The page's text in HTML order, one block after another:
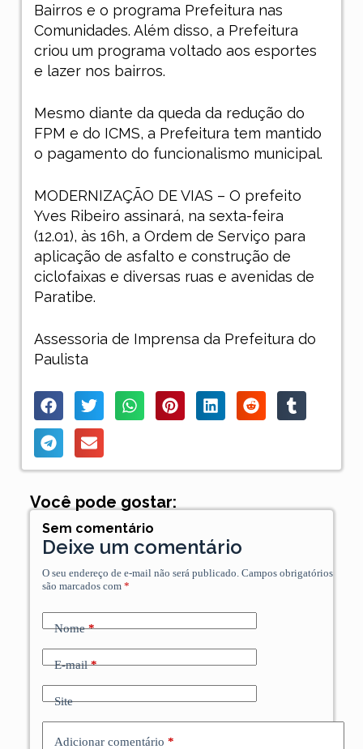
Bairros e o programa Prefeitura nas
Comunidades. Além disso, a Prefeitura
criou um programa voltado aos esportes
e lazer nos bairros.
Mesmo diante da queda da redução do
FPM e do ICMS, a Prefeitura tem mantido
o pagamento do funcionalismo municipal.
MODERNIZAÇÃO DE VIAS – O prefeito
Yves Ribeiro assinará, na sexta-feira
(12.01), às 16h, a Ordem de Serviço para
aplicação de asfalto e construção de
ciclofaixas e diversas ruas e avenidas de
Paratibe.
Assessoria de Imprensa da Prefeitura do
Paulista
Você pode gostar:
Sem comentário
Deixe um comentário
O seu endereço de e-mail não será publicado. Campos obrigatórios
são marcados com *
Nome*
E-mail*
Site
Adicionar comentário *